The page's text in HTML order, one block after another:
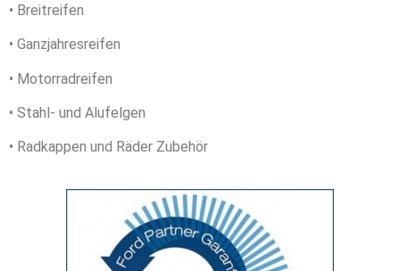
• Breitreifen
• Ganzjahresreifen
• Motorradreifen
• Stahl- und Alufelgen
• Radkappen und Räder Zubehör